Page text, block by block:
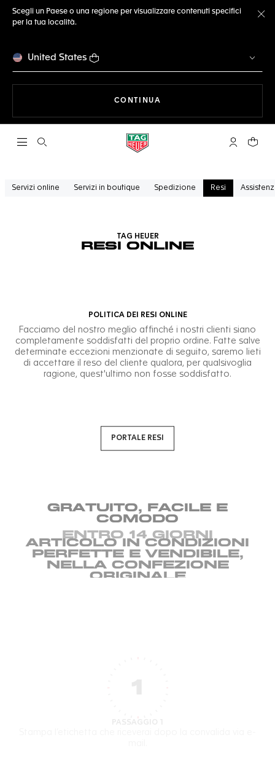
Scegli un Paese o una regione per visualizzare contenuti specifici
per la tua località.
United States
CONTINUA
Apri la ricerca L'account
Il tuo